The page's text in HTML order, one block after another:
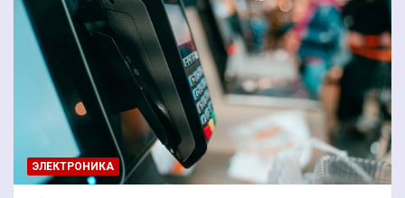
ЭЛЕКТРОНИКА